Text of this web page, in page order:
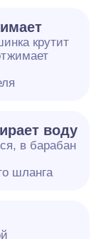
крутит
воду
в барабан
шланга